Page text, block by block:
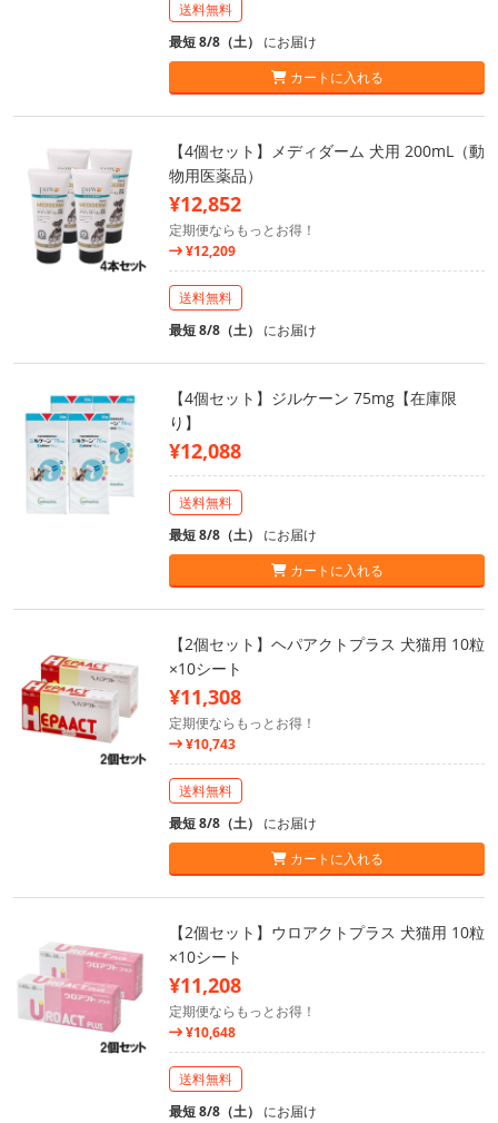
送料無料
最短 8/8（土） にお届け
カートに入れる
【4個セット】メディダーム 犬用 200mL（動
物用医薬品）
¥12,852
定期便ならもっとお得！
¥12,209
送料無料
最短 8/8（土） にお届け
【4個セット】ジルケーン 75mg【在庫限
り】
¥12,088
送料無料
最短 8/8（土） にお届け
カートに入れる
【2個セット】ヘパアクトプラス 犬猫用 10粒
×10シート
¥11,308
定期便ならもっとお得！
¥10,743
送料無料
最短 8/8（土） にお届け
カートに入れる
【2個セット】ウロアクトプラス 犬猫用 10粒
×10シート
¥11,208
定期便ならもっとお得！
¥10,648
送料無料
最短 8/8（土） にお届け